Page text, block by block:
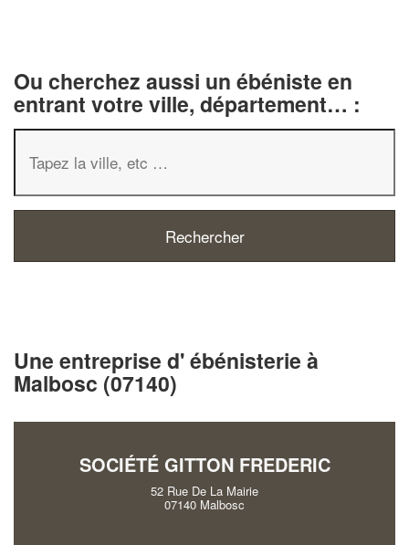
Ou cherchez aussi un ébéniste en
entrant votre ville, département… :
Une entreprise d' ébénisterie à
Malbosc (07140)
SOCIÉTÉ GITTON FREDERIC
52 Rue De La Mairie
07140 Malbosc
Augmentez votre
En savoir plus